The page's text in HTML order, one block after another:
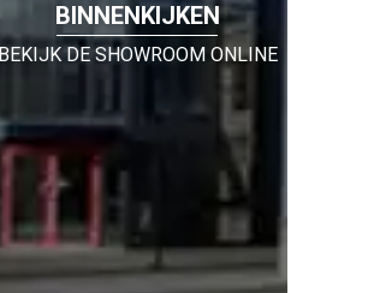
BINNENKIJKEN
BEKIJK DE SHOWROOM ONLINE